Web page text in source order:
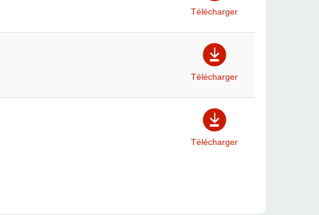
Télécharger
Télécharger
Télécharger